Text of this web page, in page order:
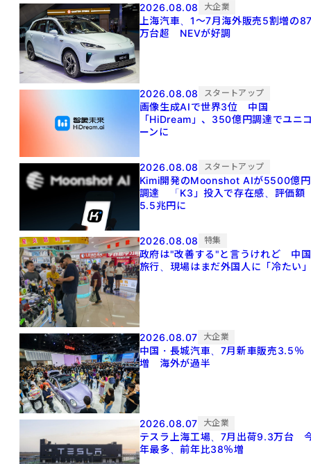
2026.08.08 大企業
上海汽車、1～7月海外販売5割増の
万台超 NEVが好調
2026.08.08 スタートアップ
画像生成AIで世界3位 中国
「HiDream」、350億円調達でユニ
ーンに
2026.08.08 スタートアップ
Kimi開発のMoonshot AIが5500億円
調達 「K3」投入で存在感、評価額
5.5兆円に
2026.08.08 特集
政府は"改善する"と言うけれど 中国
旅行、現場はまだ外国人に「冷たい
2026.08.07 大企業
中国・長城汽車、7月新車販売3.5％
増 海外が過半
2026.08.07 大企業
テスラ上海工場、7月出荷9.3万台
年最多、前年比38％増